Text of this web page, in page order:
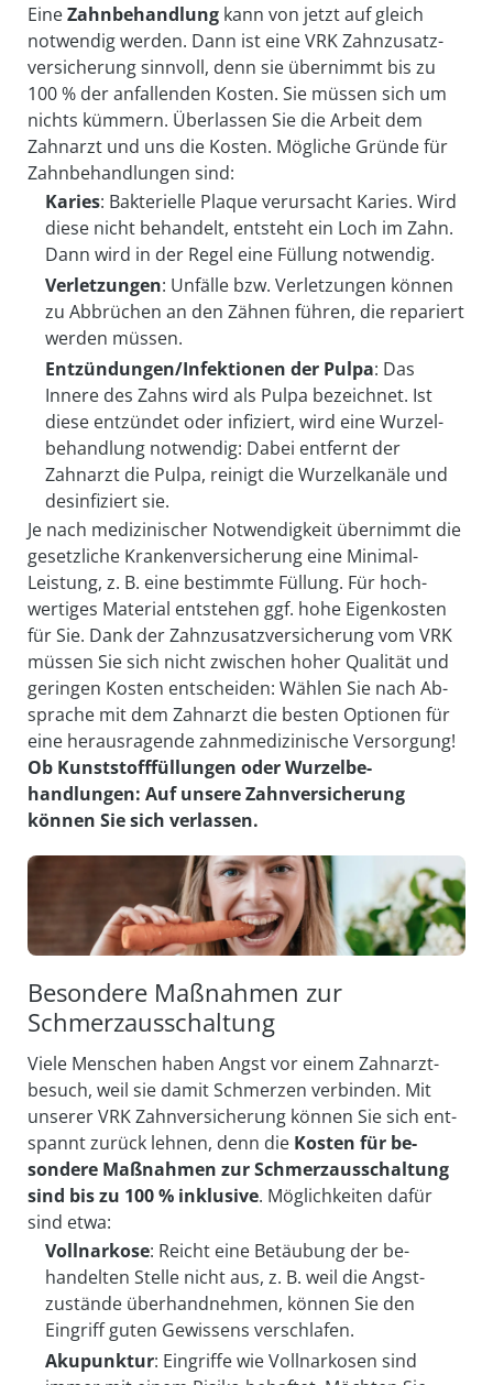
EineZahnbehandlung kann von jetzt auf gleich
notwendig werden. Dann ist eine VRK Zahn­zusatz­
ver­sicherung sinnvoll, denn sie über­nimmt bis zu
100 % der an­fallenden Kosten. Sie müssen sich um
nichts kümmern. Über­lassen Sie die Arbeit dem
Zahn­arzt und uns die Kosten. Mögliche Gründe für
Zahn­be­handlungen sind:
Karies: Bakterielle Plaque verursacht Karies. Wird
diese nicht behandelt, entsteht ein Loch im Zahn.
Dann wird in der Regel eine Füllung not­wendig.
Verletzungen: Unfälle bzw. Verletzungen können
zu Abbrüchen an den Zähnen führen, die repariert
werden müssen.
Entzündungen/Infektionen der Pulpa: Das
Innere des Zahns wird als Pulpa bezeichnet. Ist
diese entzündet oder infiziert, wird eine Wurzel­
behandlung not­wendig: Dabei entfernt der
Zahnarzt die Pulpa, reinigt die Wurzel­kanäle und
des­infiziert sie.
Je nach medizinischer Not­wendig­keit übernimmt die
ge­setzliche Kranken­ver­sicherung eine Minimal-
Leistung, z. B. eine bestimmte Füllung. Für hoch­
wertiges Material ent­stehen ggf. hohe Eigen­kosten
für Sie. Dank der Zahn­zusatz­ver­sicherung vom VRK
müssen Sie sich nicht zwischen hoher Qualität und
geringen Kosten ent­scheiden: Wählen Sie nach Ab­
sprache mit dem Zahn­arzt die besten Optionen für
eine heraus­ragende zahn­medi­zinische Ver­sorgung!
Ob Kunst­stoff­füllungen oder Wurzel­be­
handlungen: Auf unsere Zahn­ver­sicherung
können Sie sich verlassen.
Besondere Maßnahmen zur
Schmerzausschaltung
Viele Menschen haben Angst vor einem Zahn­arzt­
besuch, weil sie damit Schmerzen ver­binden. Mit
unserer VRK Zahn­ver­sicherung können Sie sich ent­
spannt zurück lehnen, denn die Kosten für be­
sondere Maß­nahmen zur Schmerz­aus­schaltung
sind bis zu 100 % inklusive. Möglich­keiten dafür
sind etwa:
Vollnarkose: Reicht eine Betäubung der be­
handelten Stelle nicht aus, z. B. weil die Angst­
zustände über­hand­nehmen, können Sie den
Eingriff guten Ge­wissens ver­schlafen.
Akupunktur: Eingriffe wie Voll­narkosen sind